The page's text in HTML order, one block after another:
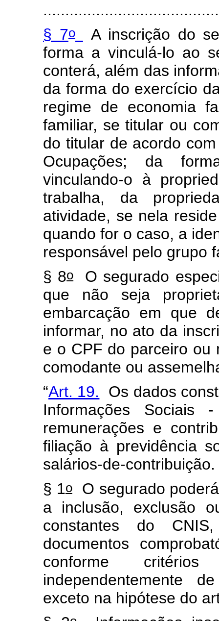
§ 7o
A inscrição do
forma a vinculá-lo ao
conterá, além das
da forma do exercício
regime de economia
familiar, se titular ou
do titular de acordo
Ocupações; da
vinculando-o à
trabalha, da
atividade, se nela
quando for o caso, a
responsável pelo grupo
§ 8oO segurado
que não seja
embarcação em que
informar, no ato da
e o CPF do parceiro ou
comodante ou
“Art. 19. Os dados
Informações Sociais
remunerações e
filiação à previdência
salários-de-contribuição.
§ 1oO segurado
a inclusão, exclusão
constantes do
documentos
conforme
independentemente
exceto na hipótese do